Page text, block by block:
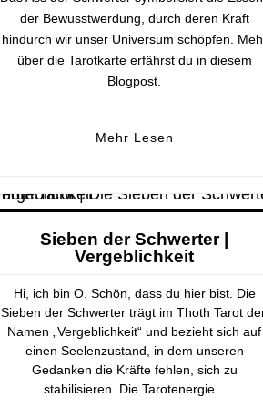
der Bewusstwerdung, durch deren Kraft
hindurch wir unser Universum schöpfen.
über die Tarotkarte erfährst du in diesem
Blogpost.
Mehr Lesen
Sieben der Schwerter |
Vergeblichkeit
Hi, ich bin O. Schön, dass du hier bist. Die
Sieben der Schwerter trägt im Thoth Tarot
Namen „Vergeblichkeit“ und bezieht sich auf
einen Seelenzustand, in dem unseren
Gedanken die Kräfte fehlen, sich zu
stabilisieren. Die Tarotenergie...